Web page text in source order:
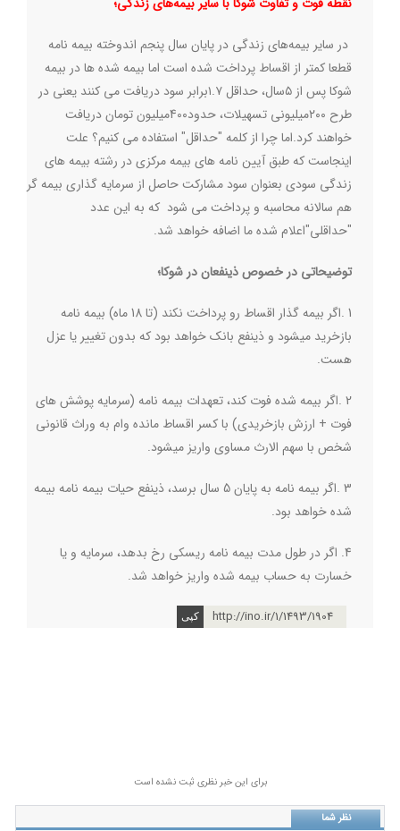
در سایر بیمه‌های زندگی در پایان سال پنجم اندوخته‌ بیمه نامه
قطعا کمتر از اقساط پرداخت شده است اما بیمه شده ها در بیمه
شوکا پس از ۵سال، حداقل ۱.۷برابر سود دریافت می کنند یعنی در
طرح ۲۰۰میلیونی تسهیلات، حدود40۰میلیون تومان دریافت
خواهند کرد.اما چرا از کلمه "حداقل" استفاده می کنیم؟ علت
اینجاست که طبق آیین نامه های بیمه مرکزی در رشته بیمه های
زندگی سودی بعنوان سود مشارکت حاصل از سرمایه گذاری بیمه گر
هم سالانه محاسبه و پرداخت می شود که به این عدد
"حداقلی"اعلام شده ما اضافه خواهد شد.
توضیحاتی در خصوص ذینفعان در شوکا؛
1
.
اگر بیمه گذار اقساط رو پرداخت نکند (تا 18 ماه) بیمه نامه
بازخرید میشود و ذینفع بانک خواهد بود که بدون تغییر یا عزل
هست.
2
.اگر بیمه شده فوت کند، تعهدات بیمه نامه (سرمایه پوشش های
فوت + ارزش بازخریدی) با کسر اقساط مانده وام به وراث قانونی
شخص با سهم الارث مساوی واریز میشود.
3
.
اگر بیمه نامه به پایان 5 سال برسد، ذینفع حیات بیمه نامه بیمه
شده خواهد بود.
4. اگر در طول مدت بیمه نامه ریسکی رخ بدهد، سرمایه و یا
خسارت به حساب بیمه شده واریز خواهد شد.
http://ino.ir/1/1493/1904
برای این خبر نظری ثبت نشده است
نظر شما